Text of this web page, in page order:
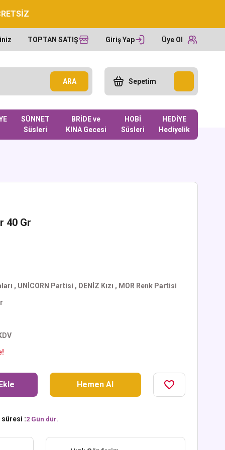
TOPTAN SATIŞ Giriş Yap Üye Ol
ARA Sepetim
SÜNNET
Süsleri
BRİDE ve
KINA Gecesi
HOBİ
Süsleri
HEDİYE
Hediyelik
40 Gr
, UNİCORN Partisi , DENİZ Kızı , MOR Renk Partisi
Hemen Al
:2 Gün dür.